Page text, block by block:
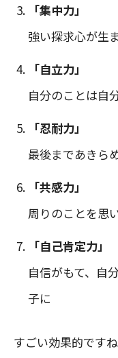
「集中力」
強い探求心が生
「自立力」
自分のことは自
「忍耐力」
最後まであきら
「共感力」
周りのことを思
「自己肯定力」
自信がもて、自
子に
すごい効果的です